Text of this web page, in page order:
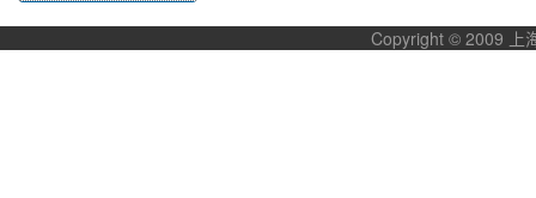
Copyright © 2009 上